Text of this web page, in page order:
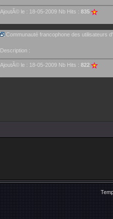
AjoutÃ© le : 18-05-2009 Nb Hits : 835
Communauté francophone des utilisateurs
Description :
AjoutÃ© le : 18-05-2009 Nb Hits : 822